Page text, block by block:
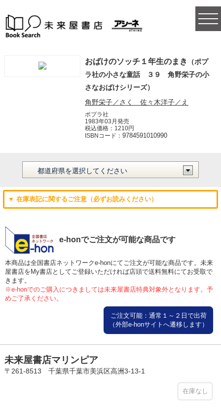
おばけのソッチ１年生のまき
（ポプ
ラ社の小さな童話 ３９ 角野栄子の小
さなおばけシリーズ）
角野栄子／さく 佐々木洋子／え
ポプラ社
1983年03月発売
税込価格：1210円
ISBNコード：9784591010990
▼ 在庫表記に関するご注意（必ずお読みください）
e-honでご注文が可能な商品です
本商品は全国書店ネットワークe-honにてご注文が可能な商品です。未来
屋書店をMy書店としてご登録いただければ店頭で送料無料にてお受取で
きます。
※e-honでのご購入につきましては未来屋書店特典対象外となります。予
めご了承ください。
ご注文可能：通常１～２日で出荷
（外部e-honサイトへ遷移します）
未来屋書店マリンピア
〒261-8513 千葉県千葉市美浜区高洲3-13-1
在庫なし